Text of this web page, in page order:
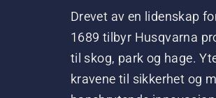
Drevet av en lidenskap
1689 tilbyr Husqvarna
til skog, park og hage.
kravene til sikkerhet og